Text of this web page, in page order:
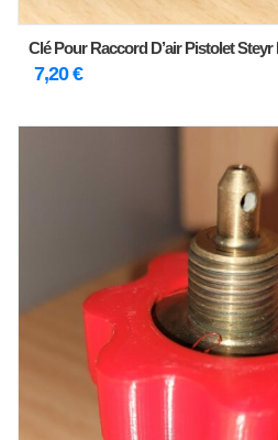
Clé Pour Raccord D’air Pistolet Steyr
7,20€